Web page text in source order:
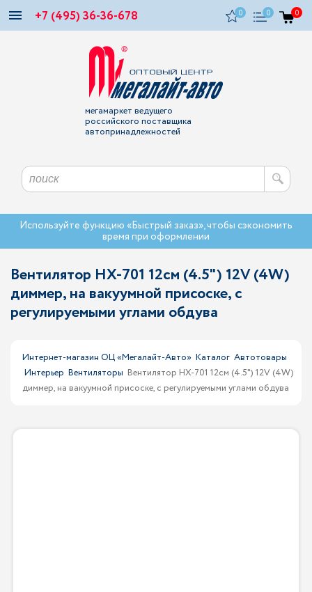
+7 (495) 36-36-678 0 0 0
мегамаркет ведущего
российского поставщика
автопринадлежностей
Используйте функцию «Быстрый заказ», чтобы сэкономить
время при оформлении
Вентилятор HX-701 12см (4.5") 12V (4W)
диммер, на вакуумной присоске, с
регулируемыми углами обдува
Интернет-магазин ОЦ «Мегалайт-Авто» Каталог Автотовары
Интерьер Вентиляторы Вентилятор HX-701 12см (4.5") 12V (4W)
диммер, на вакуумной присоске, с регулируемыми углами обдува